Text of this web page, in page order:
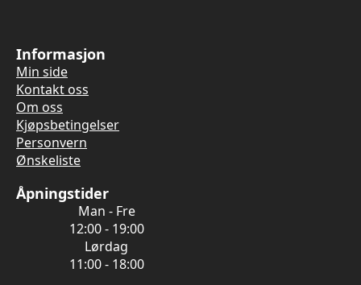
Informasjon
Min side
Kontakt oss
Om oss
Kjøpsbetingelser
Personvern
Ønskeliste
Åpningstider
Man - Fre
12:00 - 19:00
Lørdag
11:00 - 18:00